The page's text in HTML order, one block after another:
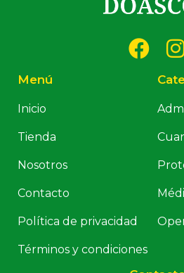
Menú
Inicio
Tienda
Nosotros
Contacto
Política de privacidad
Términos y condiciones